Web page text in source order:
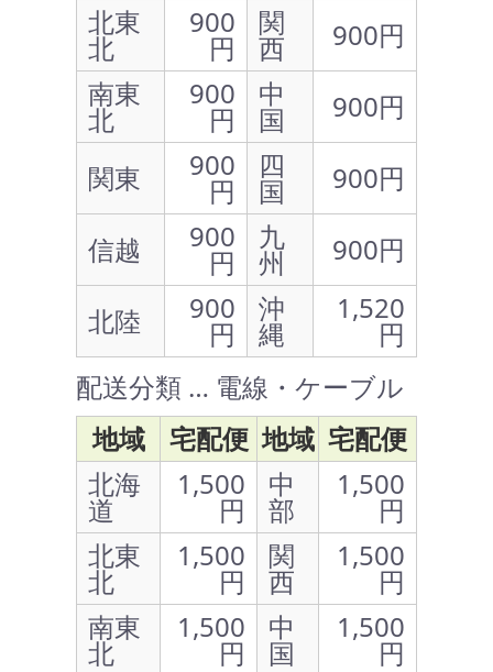
北東
北
900
円
関
西
900円
南東
北
900
円
中
国
900円
関東
900
円
四
国
900円
信越
900
円
九
州
900円
北陸
900
円
沖
縄
1,520
円
配送分類 … 電線・ケーブル
地域
宅配便 地域 宅配便
北海
道
1,500
円
中
部
1,500
円
北東
北
1,500
円
関
西
1,500
円
南東
北
1,500
円
中
国
1,500
円